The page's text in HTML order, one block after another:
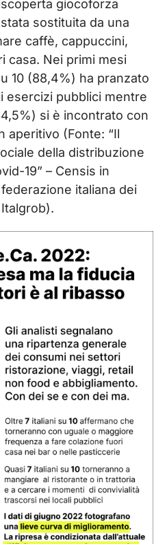
giocoforza
sostituita da una
caffè, cappuccini,
casa. Nei primi mesi
10 (88,4%) ha pranzato
esercizi pubblici mentre
si è incontrato con
aperitivo (Fonte: “Il
della distribuzione
19” – Censis in
italiana dei